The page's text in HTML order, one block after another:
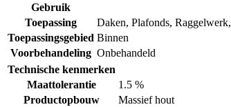
Gebruik
Toepassing
Daken, Plafonds, Raggelwerk,
Toepassingsgebied Binnen
Voorbehandeling Onbehandeld
Technische kenmerken
Maattolerantie
1.5 %
Productopbouw
Massief hout